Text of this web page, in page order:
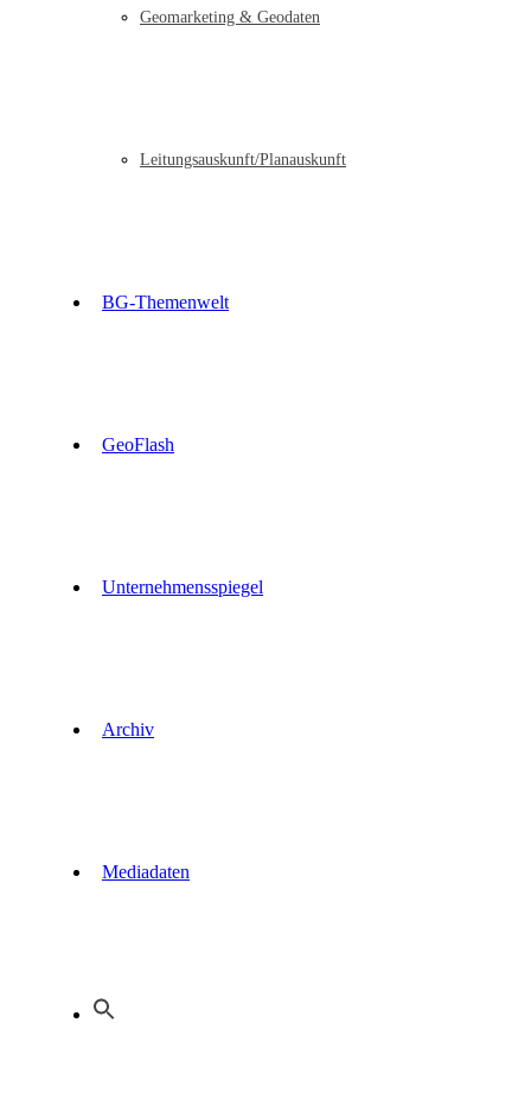
Geomarketing & Geodaten
Leitungsauskunft/Planauskunft
BG-Themenwelt
GeoFlash
Unternehmensspiegel
Archiv
Mediadaten